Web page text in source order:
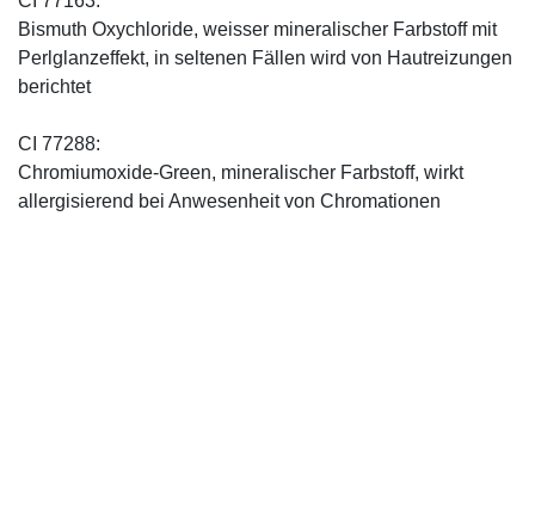
Bismuth Oxychloride, weisser mineralischer Farbstoff mit
Perlglanzeffekt, in seltenen Fällen wird von Hautreizungen
berichtet
CI 77288:
Chromiumoxide-Green, mineralischer ­Farbstoff, wirkt
allergisierend bei Anwesenheit von Chromationen